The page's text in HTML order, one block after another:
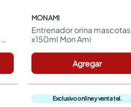
MON AMI
Entrenador orina mascotas
x150ml Mon Ami
Agregar